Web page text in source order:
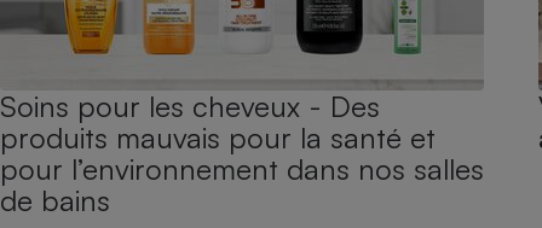
Soins pour les cheveux - Des
produits mauvais pour la santé et
pour l’environnement dans nos salles
de bains